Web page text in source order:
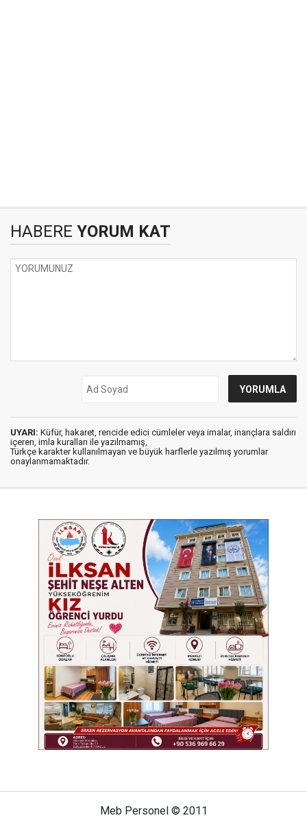
HABERE YORUM KAT
UYARI: Küfür, hakaret, rencide edici cümleler veya imalar, inançlara saldırı
içeren, imla kuralları ile yazılmamış,
Türkçe karakter kullanılmayan ve büyük harflerle yazılmış yorumlar
onaylanmamaktadır.
Meb Personel © 2011